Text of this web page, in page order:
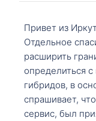
Привет из
Отдельное
расширить
определиться
гибридов, в
спрашивает,
сервис, был